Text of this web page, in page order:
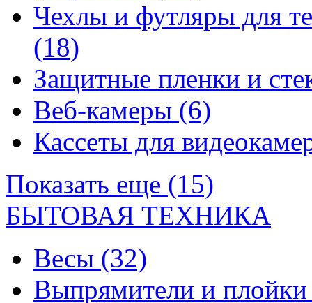
Чехлы и футляры для
(18)
Защитные пленки и
Веб-камеры (6)
Кассеты для
Показать еще (15)
БЫТОВАЯ ТЕХНИКА
Весы (32)
Выпрямители и